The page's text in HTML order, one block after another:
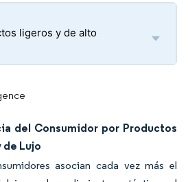
ligeros y de alto
del Consumidor por Productos
de Lujo
asocian cada vez más el